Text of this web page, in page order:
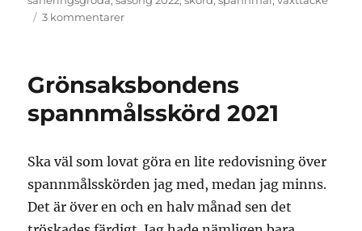
3 kommentarertill
Grönsaksbondens
spannmålsskörd 2021
Ska väl som lovat göra en lite redovisning över
spannmålsskörden jag med, medan jag minns.
Det är över en och en halv månad sen det